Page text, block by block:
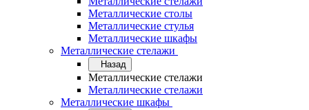
Металлические столы
Металлические стулья
Металлические шкафы
Металлические стелажи
Назад
Металлические стелажи
Металлические стелажи
Металлические шкафы